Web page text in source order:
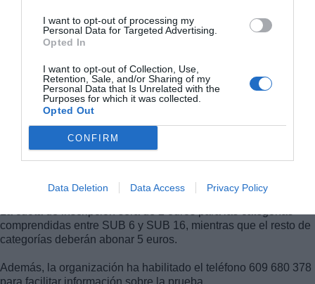
I want to opt-out of processing my
Personal Data for Targeted Advertising.
Opted In
I want to opt-out of Collection, Use,
Retention, Sale, and/or Sharing of my
Personal Data that Is Unrelated with the
Purposes for which it was collected.
Opted Out
CONFIRM
Data Deletion Data Access Privacy Policy
Durante la presentación, los representantes institucionales
destacaron el compromiso del Ayuntamiento y de la Diputación
con el deporte popular y la promoción de hábitos de vida
saludables a través de este tipo de eventos deportivos.
Inscripciones y categorías
Masatletismo.
comprendidas entre SUB 6 y SUB 16, mientras que el resto de
categorías deberán abonar 5 euros.
Además, la organización ha habilitado el teléfono 609 680 378
para facilitar información sobre la prueba.